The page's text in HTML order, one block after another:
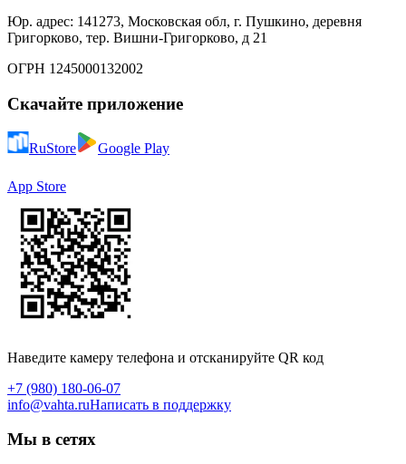
Юр. адрес: 141273, Московская обл, г. Пушкино, деревня
Григорково, тер. Вишни-Григорково, д 21
ОГРН 1245000132002
Скачайте приложение
RuStore Google Play
App Store
Наведите камеру телефона и отсканируйте QR код
+7 (980) 180-06-07
info@vahta.ruНаписать в поддержку
Мы в сетях